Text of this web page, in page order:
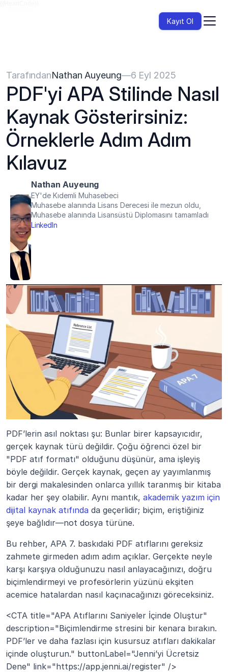
Kayıt Ol
TarafındanNathan Auyeung—6 Eyl 2025
PDF'yi APA Stilinde Nasıl
Kaynak Gösterirsiniz:
Örneklerle Adım Adım
Kılavuz
Nathan Auyeung
EY'de Kıdemli Muhasebeci
Muhasebe alanında Lisans Derecesi ile mezun oldu,
Muhasebe alanında Lisansüstü Diplomasını tamamladı
LinkedIn
PDF’lerin asıl noktası şu: Bunlar birer kapsayıcıdır,
gerçek kaynak türü değildir. Çoğu öğrenci özel bir
"PDF atıf formatı" olduğunu düşünür, ama işleyiş
böyle değildir. Gerçek kaynak, geçen ay yayımlanmış
bir dergi makalesinden onlarca yıllık taranmış bir kitaba
kadar her şey olabilir. Aynı mantık, akademik yazım için
dijital kaynak atıfında da geçerlidir; biçim, eriştiğiniz
şeye bağlıdır—not dosya türüne.
Bu rehber, APA 7. baskıdaki PDF atıflarını gereksiz
zahmete girmeden adım adım açıklar. Gerçekte neyle
karşı karşıya olduğunuzu nasıl anlayacağınızı, doğru
biçimlendirmeyi ve profesörlerin yüzünü ekşiten
acemice hatalardan nasıl kaçınacağınızı göreceksiniz.
<CTA title="APA Atıflarını Saniyeler İçinde Oluştur"
description="Biçimlendirme stresini bir kenara bırakın.
PDF’ler ve daha fazlası için kusursuz atıfları dakikalar
içinde oluşturun." buttonLabel="Jenni’yi Ücretsiz
Dene" link="https://app.jenni.ai/register" />